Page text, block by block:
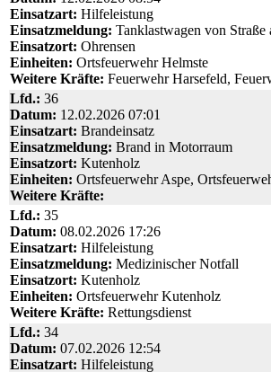
Einsatzart: Hilfeleistung
Einsatzmeldung: Tanklastwagen von Straße
Einsatzort: Ohrensen
Einheiten: Ortsfeuerwehr Helmste
Weitere Kräfte: Feuerwehr Harsefeld,
Lfd.: 36
Datum: 12.02.2026 07:01
Einsatzart: Brandeinsatz
Einsatzmeldung: Brand in Motorraum
Einsatzort: Kutenholz
Einheiten: Ortsfeuerwehr Aspe,
Weitere Kräfte:
Lfd.: 35
Datum: 08.02.2026 17:26
Einsatzart: Hilfeleistung
Einsatzmeldung: Medizinischer Notfall
Einsatzort: Kutenholz
Einheiten: Ortsfeuerwehr Kutenholz
Weitere Kräfte: Rettungsdienst
Lfd.: 34
Datum: 07.02.2026 12:54
Einsatzart: Hilfeleistung